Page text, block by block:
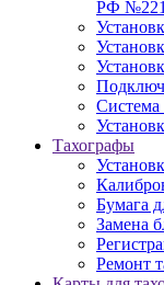
РФ
Система
Тахографы
Бумага
Замена
Ремонт